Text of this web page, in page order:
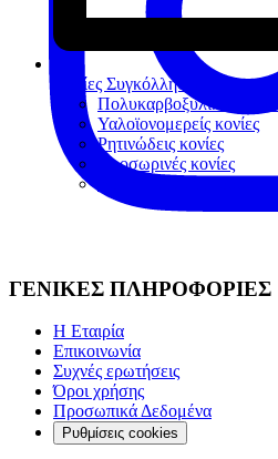
Κονίες Συγκόλλησης
Πολυκαρβοξυλικές
Υαλοϊονομερείς κονίες
Ρητινώδεις κονίες
Προσωρινές κονίες
ΓΕΝΙΚΕΣ ΠΛΗΡΟΦΟΡΙΕΣ
Η Εταιρία
Επικοινωνία
Συχνές ερωτήσεις
Όροι χρήσης
Προσωπικά Δεδομένα
Ρυθμίσεις cookies